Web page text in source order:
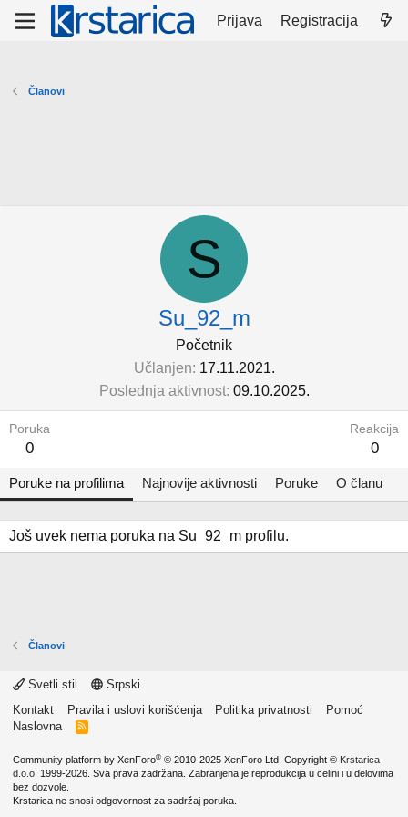
Prijava Registracija
Članovi
S
Su_92_m
Početnik
Učlanjen 17.11.2021.
Poslednja aktivnost 09.10.2025.
Poruka
0
Reakcija
0
Poruke na profilima Najnovije aktivnosti Poruke O članu
Još uvek nema poruka na Su_92_m profilu.
Članovi
Svetli stil
Srpski
Kontakt
Pravila i uslovi korišćenja Politika privatnosti
Pomoć
Naslovna
R
Community platform by XenForo® © 2010-2025 XenForo Ltd. Copyright © Krstarica
d.o.o. 1999-2026. Sva prava zadržana. Zabranjena je reprodukcija u celini i u delovima
bez dozvole.
Krstarica ne snosi odgovornost za sadržaj poruka.